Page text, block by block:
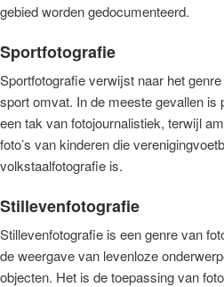
gebied worden gedocumenteerd.
Sportfotografie
Sportfotografie verwijst naar het
sport omvat. In de meeste gevallen is
een tak van fotojournalistiek, terwijl
foto’s van kinderen die
volkstaalfotografie is.
Stillevenfotografie
Stillevenfotografie is een genre van
de weergave van levenloze
objecten. Het is de toepassing van